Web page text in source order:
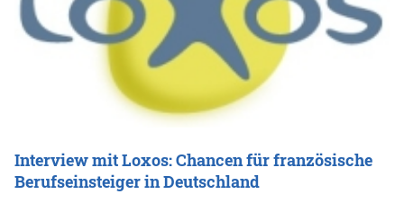
Interview mit Loxos: Chancen für französische
Berufseinsteiger in Deutschland